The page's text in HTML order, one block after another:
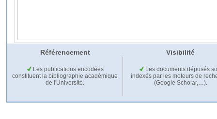
Référencement Visibilité
Les publications encodées
constituent la bibliographie académique
de l'Université.
Les documents déposés
indexés par les moteurs de
(Google Scholar,…).